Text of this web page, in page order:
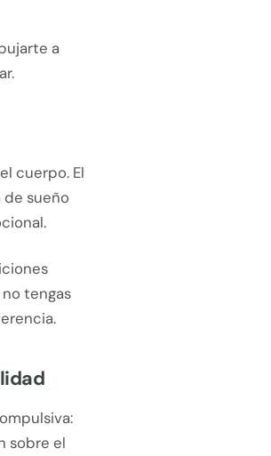
a
cuerpo. El
sueño
tengas
sobre el